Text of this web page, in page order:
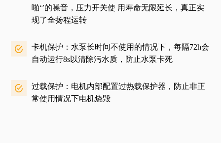
啪‘’的噪音，压力开关使 用寿命无限延长，真正实
现了全扬程运转
卡机保护：水泵长时间不使用的情况下，每隔72h会
自动运行8s以清除污水质，防止水泵卡死
过载保护：电机内部配置过热载保护器，防止非正
常使用情况下电机烧毁